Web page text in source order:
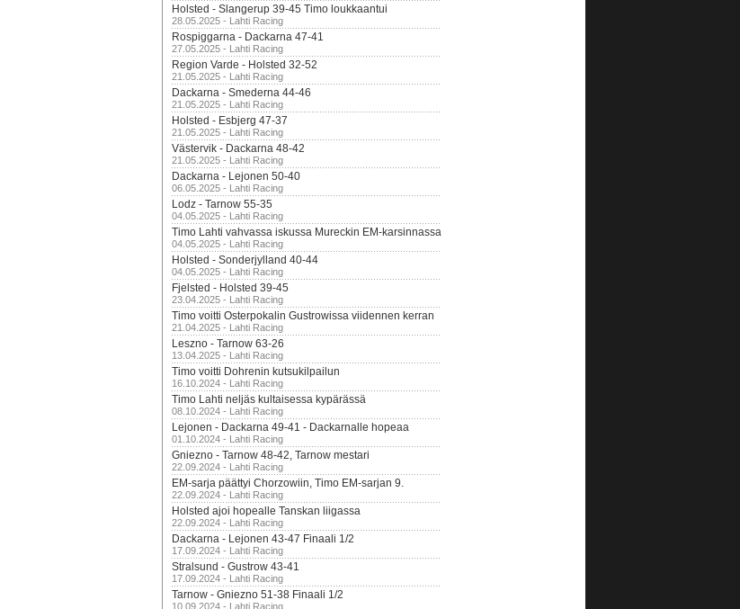
Holsted - Slangerup 39-45 Timo loukkaantui
28.05.2025 - Lahti Racing
Rospiggarna - Dackarna 47-41
27.05.2025 - Lahti Racing
Region Varde - Holsted 32-52
21.05.2025 - Lahti Racing
Dackarna - Smederna 44-46
21.05.2025 - Lahti Racing
Holsted - Esbjerg 47-37
21.05.2025 - Lahti Racing
Västervik - Dackarna 48-42
21.05.2025 - Lahti Racing
Dackarna - Lejonen 50-40
06.05.2025 - Lahti Racing
Lodz - Tarnow 55-35
04.05.2025 - Lahti Racing
Timo Lahti vahvassa iskussa Mureckin EM-karsinnassa
04.05.2025 - Lahti Racing
Holsted - Sonderjylland 40-44
04.05.2025 - Lahti Racing
Fjelsted - Holsted 39-45
23.04.2025 - Lahti Racing
Timo voitti Osterpokalin Gustrowissa viidennen kerran
21.04.2025 - Lahti Racing
Leszno - Tarnow 63-26
13.04.2025 - Lahti Racing
Timo voitti Dohrenin kutsukilpailun
16.10.2024 - Lahti Racing
Timo Lahti neljäs kultaisessa kypärässä
08.10.2024 - Lahti Racing
Lejonen - Dackarna 49-41 - Dackarnalle hopeaa
01.10.2024 - Lahti Racing
Gniezno - Tarnow 48-42, Tarnow mestari
22.09.2024 - Lahti Racing
EM-sarja päättyi Chorzowiin, Timo EM-sarjan 9.
22.09.2024 - Lahti Racing
Holsted ajoi hopealle Tanskan liigassa
22.09.2024 - Lahti Racing
Dackarna - Lejonen 43-47 Finaali 1/2
17.09.2024 - Lahti Racing
Stralsund - Gustrow 43-41
17.09.2024 - Lahti Racing
Tarnow - Gniezno 51-38 Finaali 1/2
10.09.2024 - Lahti Racing